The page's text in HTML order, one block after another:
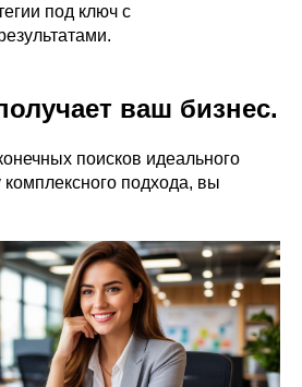
под ключ с
ваш бизнес.
поисков идеального
подхода, вы